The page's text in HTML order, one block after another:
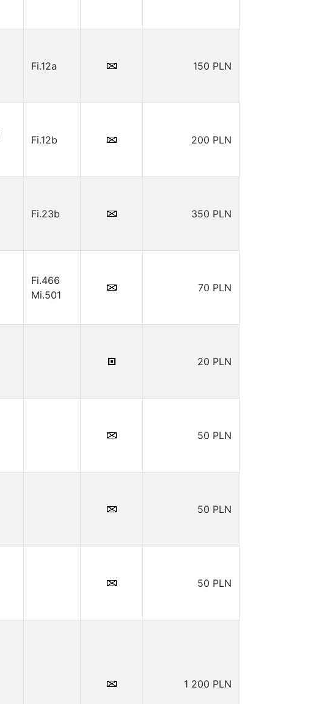
Fi.12a 150 PLN
Fi.12b 200 PLN
Fi.23b 350 PLN
Fi.466
Mi.501
70 PLN
20 PLN
50 PLN
50 PLN
50 PLN
1 200 PLN